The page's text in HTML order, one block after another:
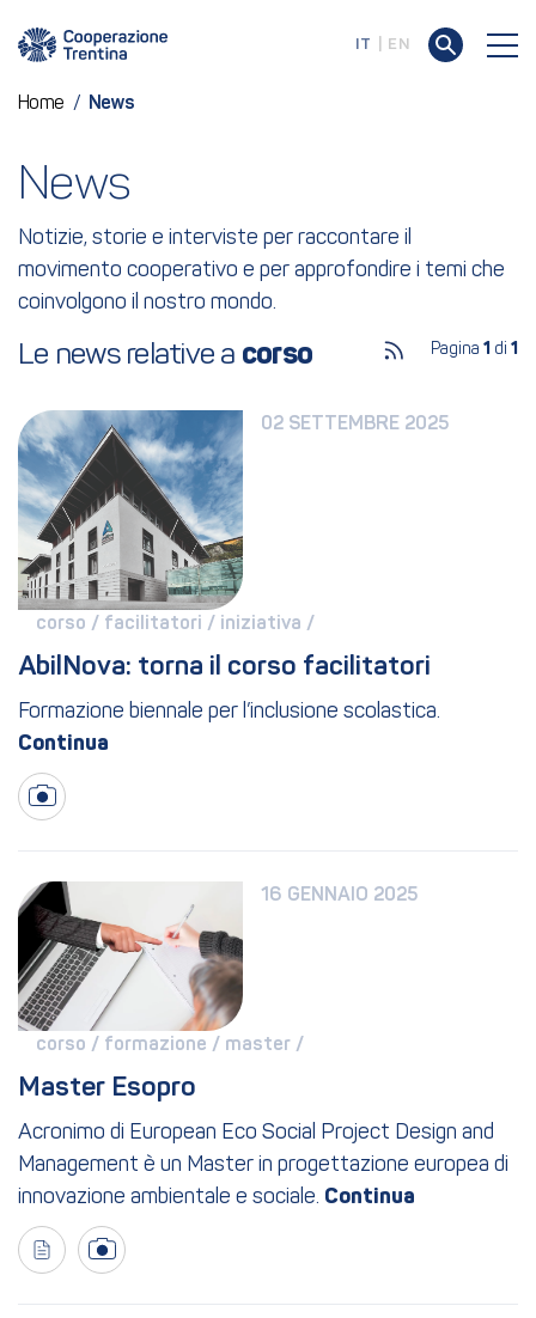
IT EN
Home / News
News
Notizie, storie e interviste per raccontare il
movimento cooperativo e per approfondire i temi che
coinvolgono il nostro mondo.
Le news relative a corso Pagina 1 di 1
02 SETTEMBRE 2025
corso / facilitatori / iniziativa /
AbilNova: torna il corso facilitatori
Formazione biennale per l’inclusione scolastica.
16 GENNAIO 2025
corso / formazione / master /
Master Esopro
Acronimo di European Eco Social Project Design and
Management è un Master in progettazione europea di
innovazione ambientale e sociale.